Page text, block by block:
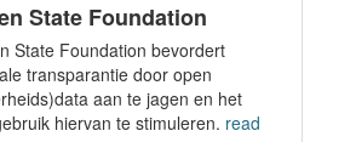
State Foundation
State Foundation bevordert
transparantie door open
aan te jagen en het
hiervan te stimuleren. read